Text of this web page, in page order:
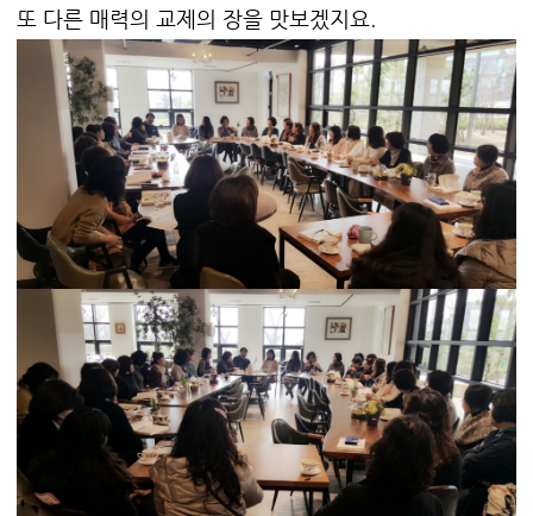
또 다른 매력의 교제의 장을 맛보겠지요.